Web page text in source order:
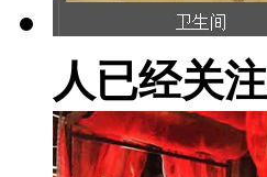
人已经关注